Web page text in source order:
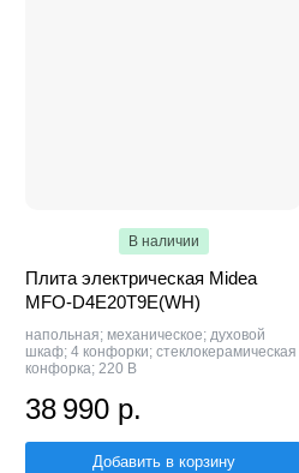
В наличии
Плита электрическая Midea
MFO-D4E20T9E(WH)
напольная; механическое; духовой
шкаф; 4 конфорки; стеклокерамическая
конфорка; 220 В
38 990 р.
Добавить в корзину